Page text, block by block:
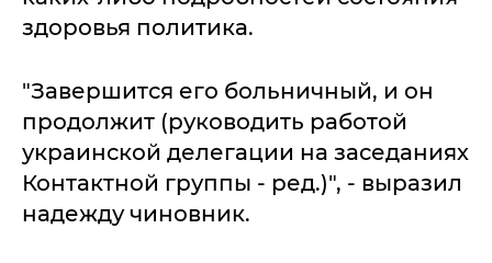
здоровья политика.
"Завершится его больничный, и он
продолжит (руководить работой
украинской делегации на заседаниях
Контактной группы - ред.)", - выразил
надежду чиновник.